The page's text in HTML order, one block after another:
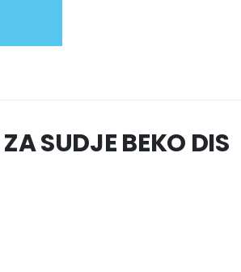
SUDJE BEKO DIS